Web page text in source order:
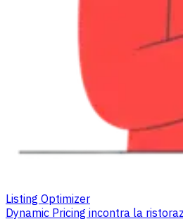
Listing Optimizer
Dynamic Pricing incontra la